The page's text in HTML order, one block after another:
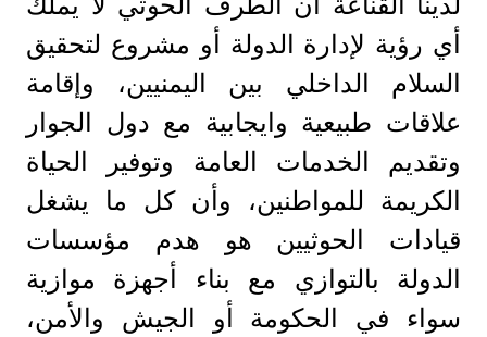
أي رؤية لإدارة الدولة أو مشروع لتحقيق
السلام الداخلي بين اليمنيين، وإقامة
علاقات طبيعية وايجابية مع دول الجوار
وتقديم الخدمات العامة وتوفير الحياة
الكريمة للمواطنين، وأن كل ما يشغل
قيادات الحوثيين هو هدم مؤسسات
الدولة بالتوازي مع بناء أجهزة موازية
سواء في الحكومة أو الجيش والأمن،